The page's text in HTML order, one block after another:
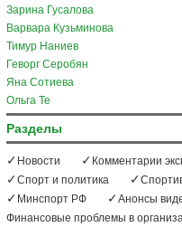
Зарина Гусалова
Варвара Кузьминова
Тимур Наниев
Геворг Серобян
Яна Сотиева
Ольга Те
Разделы
Новости Комментарии
Спорт и политика
Минспорт РФ
Анонсы
Финансовые проблемы в